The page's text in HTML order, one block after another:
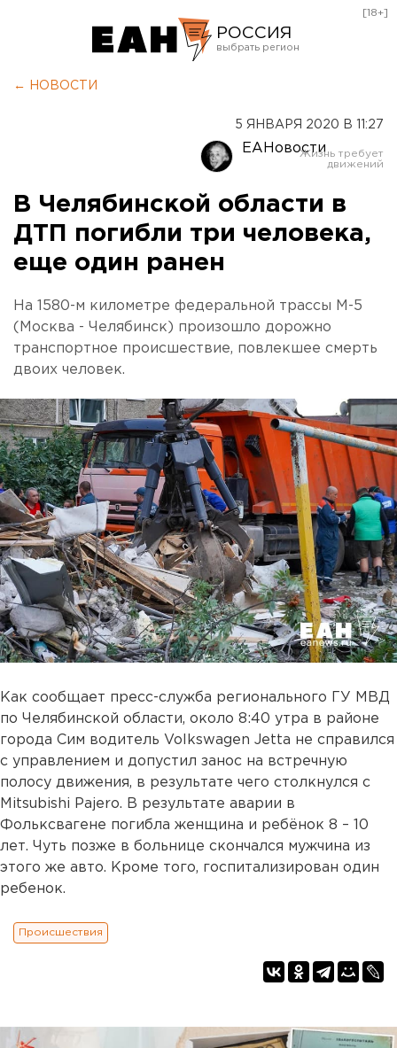
РОССИЯ
Оренбург
[18+]
← НОВОСТИ
5 ЯНВАРЯ 2020 В 11:27
ЕАНовости
В Челябинской области в
ДТП погибли три человека,
еще один ранен
На 1580-м километре федеральной трассы М-5
(Москва - Челябинск) произошло дорожно
транспортное происшествие, повлекшее смерть
двоих человек.
Как сообщает пресс-служба регионального ГУ МВД
по Челябинской области, около 8:40 утра в районе
города Сим водитель Volkswagen Jetta не справился
с управлением и допустил занос на встречную
полосу движения, в результате чего столкнулся с
Mitsubishi Pajero. В результате аварии в
Фольксвагене погибла женщина и ребёнок 8 – 10
лет. Чуть позже в больнице скончался мужчина из
этого же авто. Кроме того, госпитализирован один
ребенок.
Происшествия